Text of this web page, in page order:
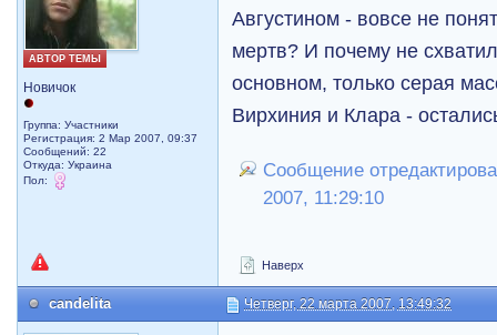
АВТОР ТЕМЫ
Новичок
Группа: Участники
Регистрация: 2 Мар 2007, 09:37
Сообщений: 22
Откуда: Украина
Пол:
Августином - вовсе не
мертв? И почему не
основном, только серая
Вирхиния и Клара -
Сообщение
2007, 11:29:10
Наверх
candelita Четверг, 22 марта 2007, 13:49:32